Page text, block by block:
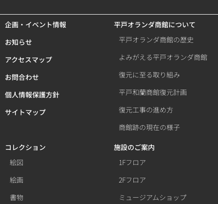
企画・イベント情報
お知らせ
アクセスマップ
お問合わせ
個人情報保護方針
サイトマップ
平戸オランダ商館について
平戸オランダ商館の歴史
よみがえる平戸オランダ商館
復元に至る取り組み
平戸和蘭商館復元計画
復元工事の進め方
商館跡の現在の様子
コレクション
絵図
絵画
書物
施設のご案内
1Fフロア
2Fフロア
ミュージアムショップ